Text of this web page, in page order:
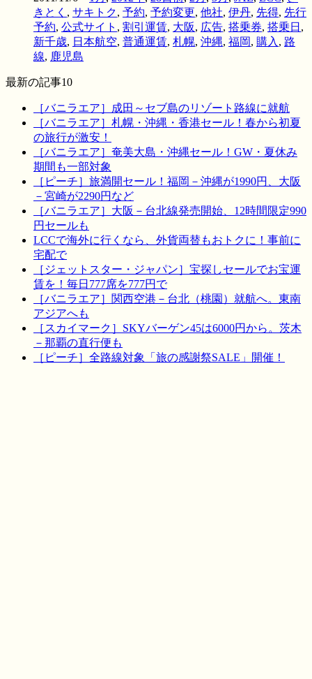
きとく , サキトク, 予約, 予約変更, 他社, 伊丹, 先得, 先行
予約, 公式サイト , 割引運賃, 大阪, 広告, 搭乗券, 搭乗日 ,
新千歳, 日本航空, 普通運賃, 札幌, 沖縄, 福岡, 購入 , 路
線, 鹿児島
最新の記事10
［バニラエア］成田～セブ島のリゾート路線に就航
［バニラエア］札幌・沖縄・香港セール！春から初夏
の旅行が激安！
［バニラエア］奄美大島・沖縄セール！GW・夏休み
期間も一部対象
［ピーチ］旅満開セール！福岡－沖縄が1990円、大阪
－宮崎が2290円など
［バニラエア］大阪－台北線発売開始、12時間限定990
円セールも
LCCで海外に行くなら、外貨両替もおトクに！事前に
宅配で
［ジェットスター・ジャパン］宝探しセールでお宝運
賃を！毎日777席を777円で
［バニラエア］関西空港－台北（桃園）就航へ。東南
アジアへも
［スカイマーク］SKYバーゲン45は6000円から。茨木
－那覇の直行便も
［ピーチ］全路線対象「旅の感謝祭SALE」開催！